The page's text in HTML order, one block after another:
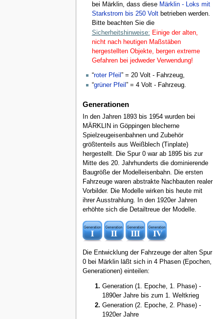
bei Märklin, dass diese Märklin - Loks mit
Starkstrom bis 250 Voltbetrieben werden.
Bitte beachten Sie die
Sicherheitshinweise: Einige der alten,
nicht nach heutigen Maßstäben
hergestellten Objekte, bergen extreme
Gefahren bei jedweder Verwendung!
“roter Pfeil ” = 20 Volt - Fahrzeug,
“grüner Pfeil ” = 4 Volt - Fahrzeug.
Generationen
In den Jahren 1893 bis 1954 wurden bei
MÄRKLIN in Göppingen blecherne
Spielzeugeisenbahnen und Zubehör
größtenteils aus Weißblech (Tinplate)
hergestellt. Die Spur 0 war ab 1895 bis zur
Mitte des 20. Jahrhunderts die dominierende
Baugröße der Modelleisenbahn. Die ersten
Fahrzeuge waren abstrakte Nachbauten realer
Vorbilder. Die Modelle wirken bis heute mit
ihrer Ausstrahlung. In den 1920er Jahren
erhöhte sich die Detailtreue der Modelle.
Die Entwicklung der Fahrzeuge der alten Spur
0 bei Märklin läßt sich in 4 Phasen (Epochen,
Generationen) einteilen:
Generation (1. Epoche, 1. Phase) -
1890er Jahre bis zum 1. Weltkrieg
Generation (2. Epoche, 2. Phase) -
1920er Jahre